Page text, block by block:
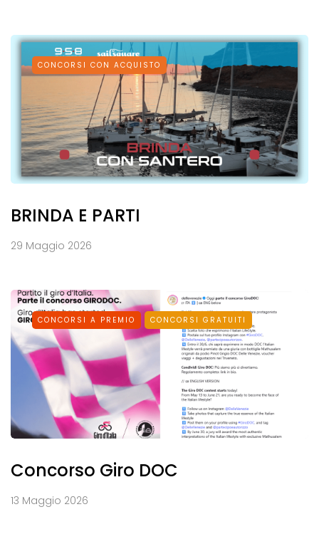
CONCORSI CON ACQUISTO
BRINDA E PARTI
29 Maggio 2026
CONCORSI A PREMIO CONCORSI GRATUITI
Concorso Giro DOC
13 Maggio 2026